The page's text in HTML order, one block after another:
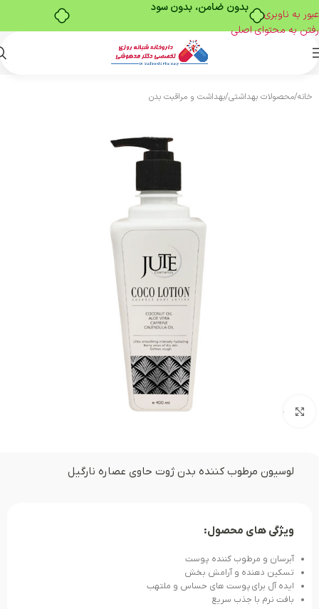
بدون ضامن، بدون سود
عبور به ناوبری
رفتن به محتوای اصلی
خانه/محصولات بهداشتی/بهداشت و مراقبت بدن
بزرگنمایی تصویر
لوسیون مرطوب کننده بدن ژوت حاوی عصاره نارگیل
ویژگی های محصول:
آبرسان و مرطوب کننده پوست
تسکین‌ دهنده و آرامش ‌بخش
ایده آل برای پوست ‌های حساس و ملتهب
بافت نرم با جذب سریع